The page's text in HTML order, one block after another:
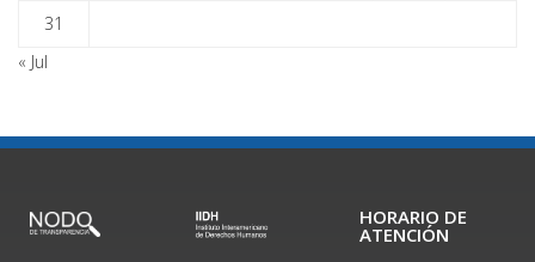
31
« Jul
HORARIO DE
ATENCIÓN